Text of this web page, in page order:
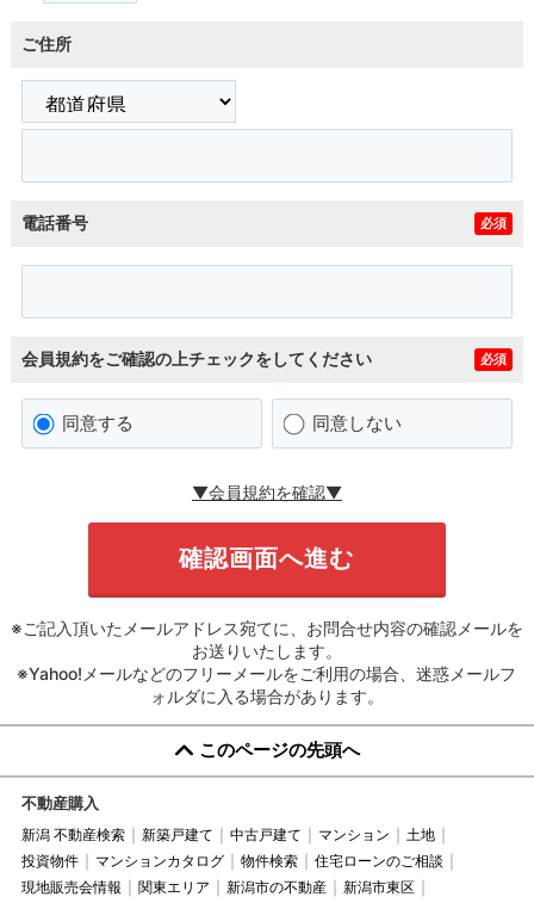
ご住所
電話番号 必須
会員規約をご確認の上チェックをしてください 必須
同意する 同意しない
▼会員規約を確認▼
※ご記入頂いたメールアドレス宛てに、お問合せ内容の確認メールを
お送りいたします。
※Yahoo!メールなどのフリーメールをご利用の場合、迷惑メールフ
ォルダに入る場合があります。
このページの先頭へ
不動産購入
新潟 不動産検索 新築戸建て 中古戸建て マンション
土地
投資物件
マンションカタログ 物件検索
住宅ローンのご相談
現地販売会情報
関東エリア 新潟市の不動産
新潟市東区